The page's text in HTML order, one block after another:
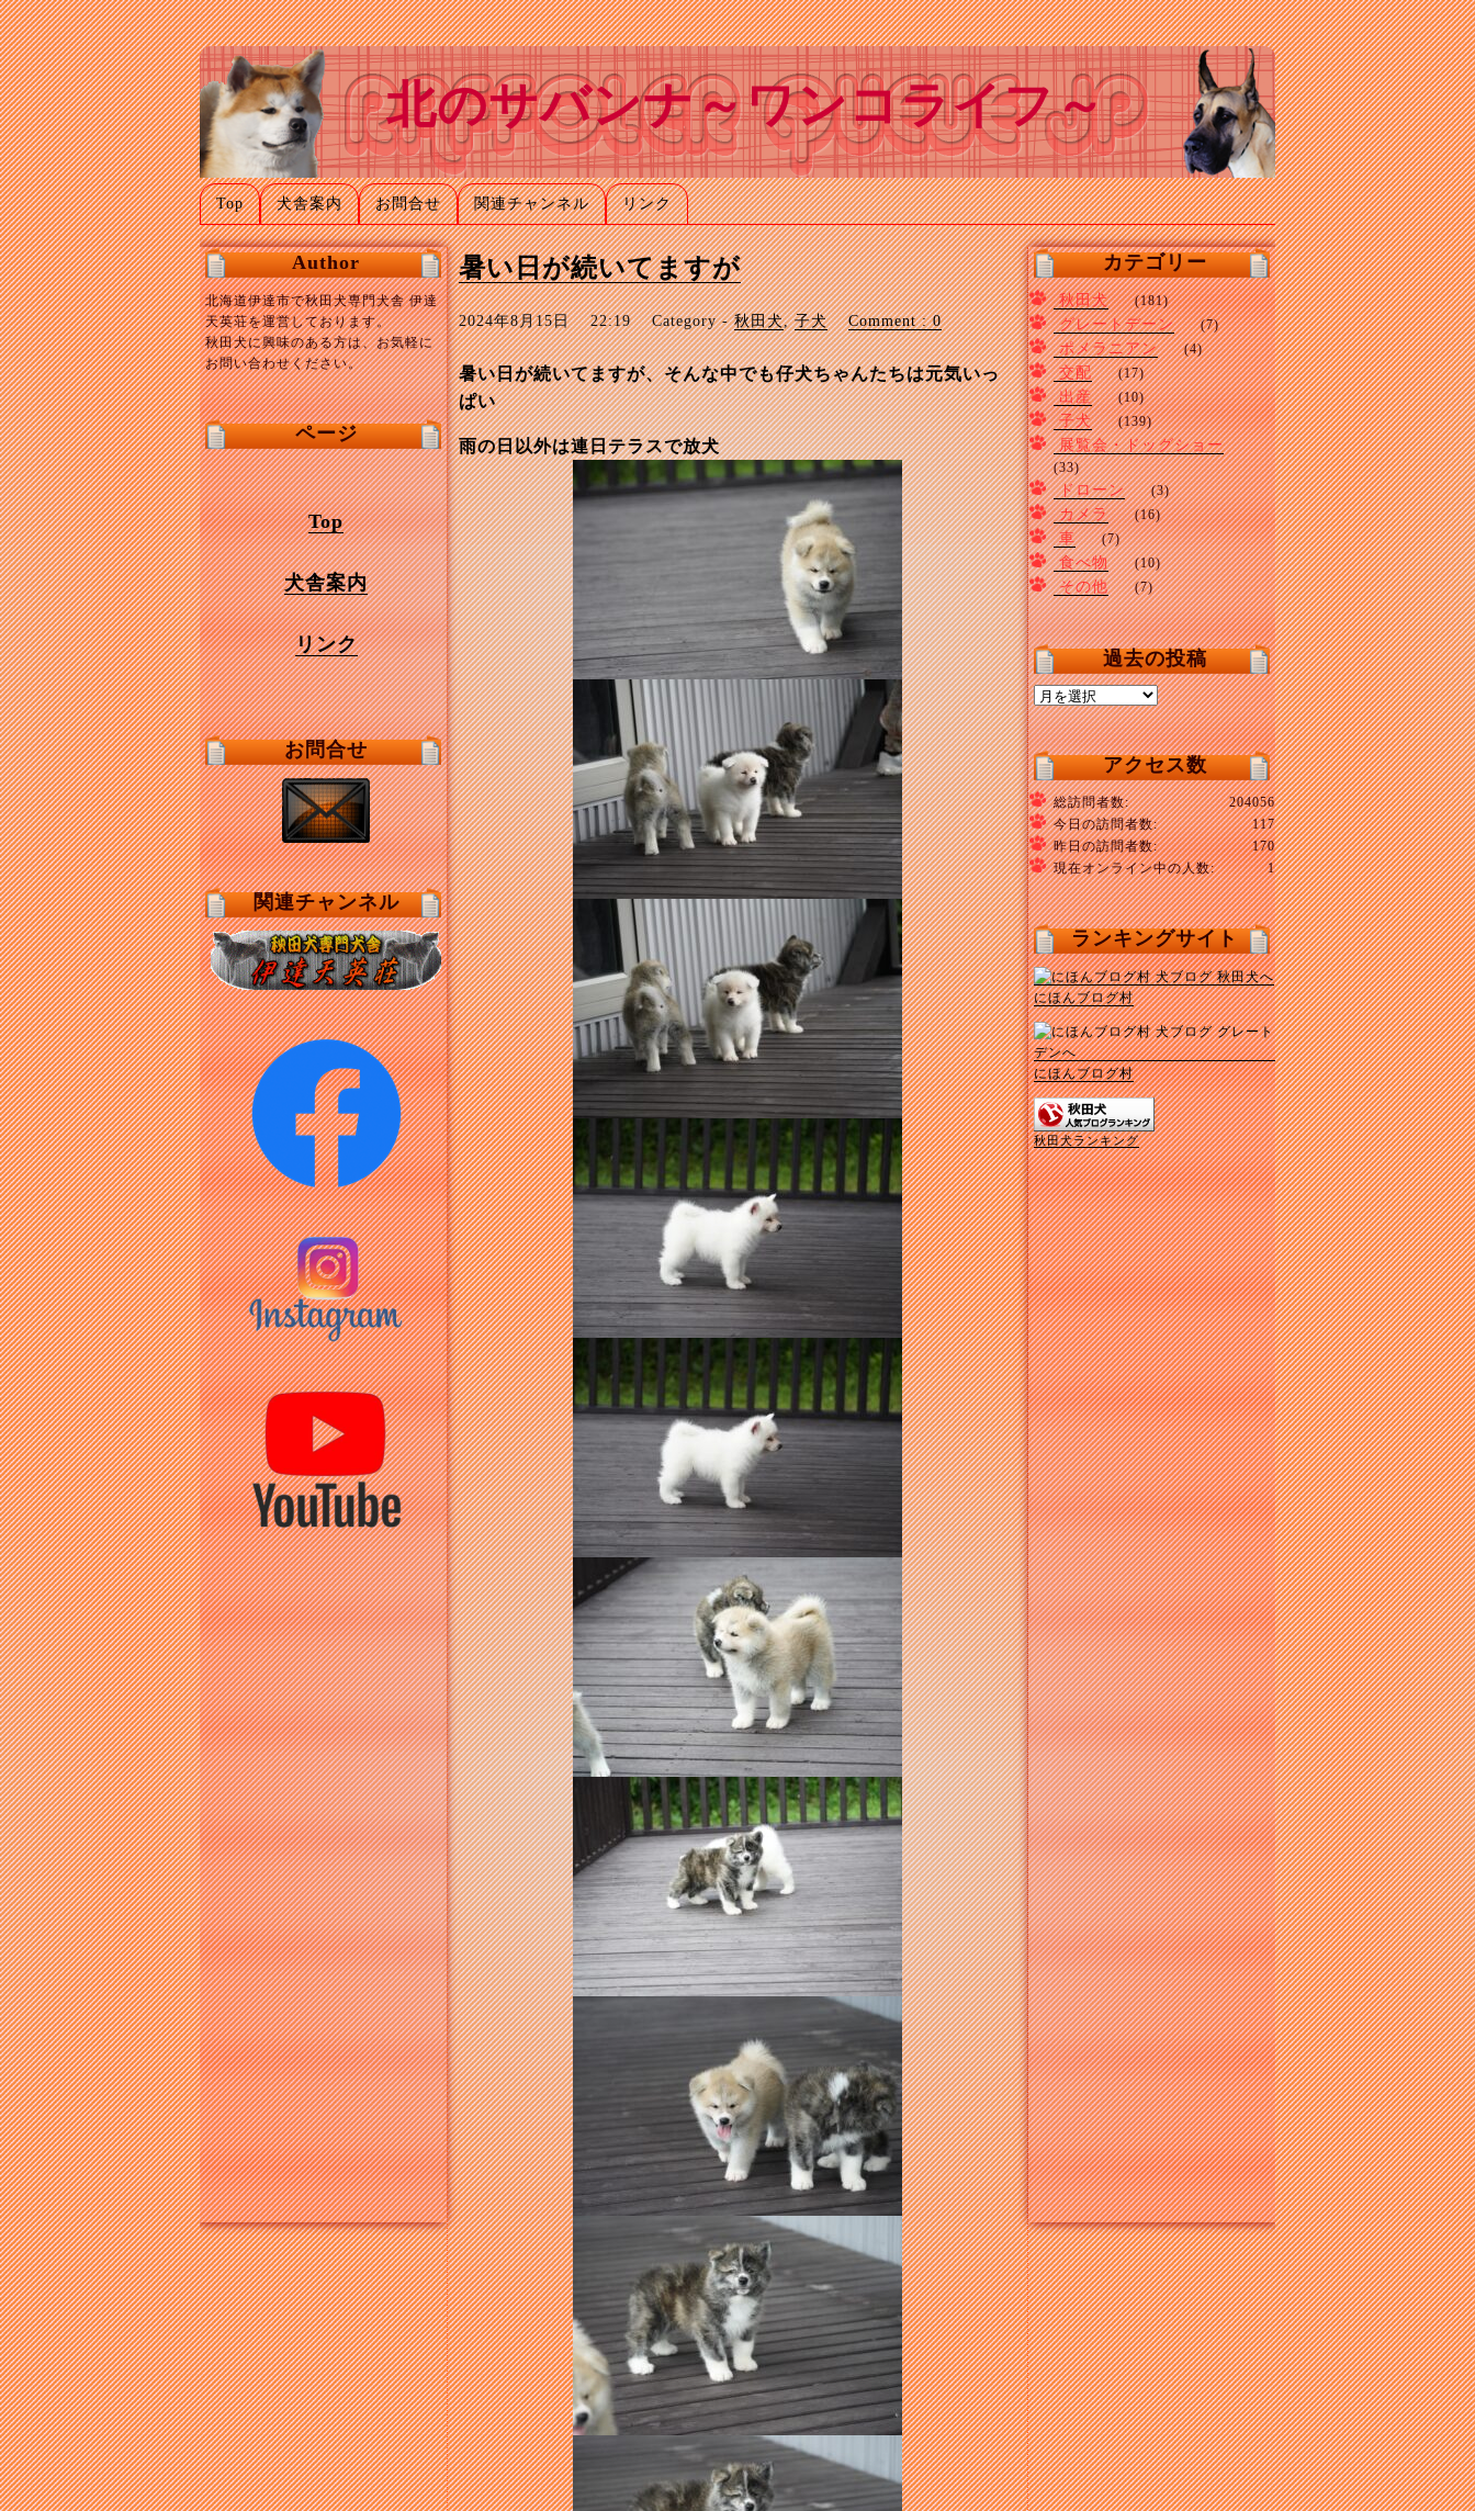
北のサバンナ～ワンコライフ～
Top 犬舎案内 お問合せ 関連チャンネル リンク
Author
北海道伊達市で秋田犬専門犬舎 伊達
天英荘を運営しております。
秋田犬に興味のある方は、お気軽に
お問い合わせください。
ページ
Top
犬舎案内
リンク
お問合せ
関連チャンネル
暑い日が続いてますが
2024年8月15日 22:19 Category -秋田犬,子犬 Comment : 0
暑い日が続いてますが、そんな中でも仔犬ちゃんたちは元気いっ
ぱい
雨の日以外は連日テラスで放犬
カテゴリー
秋田犬 (181)
グレートデーン (7)
ポメラニアン (4)
交配 (17)
出産 (10)
子犬 (139)
展覧会・ドッグショー
(33)
ドローン (3)
カメラ (16)
車 (7)
食べ物 (10)
その他 (7)
過去の投稿
過
去
の
投
稿
アクセス数
204056
総訪問者数:
117
今日の訪問者数:
170
昨日の訪問者数:
1
現在オンライン中の人数:
ランキングサイト
にほんブログ村
にほんブログ村
秋田犬ランキング